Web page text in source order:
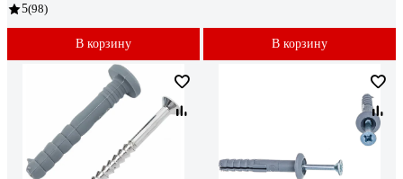
5(98)
В корзину В корзину